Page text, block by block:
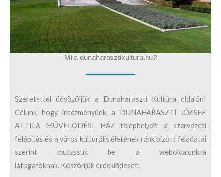
Mi a dunaharasztikultura.hu?
Szeretettel üdvözöljük a Dunaharaszti Kultúra oldalán!
Célunk, hogy intézményünk, a DUNAHARASZTI JÓZSEF
ATTILA MŰVELŐDÉSI HÁZ telephelyeit a szervezeti
felépítés és a város kulturális életének ránk bízott feladatai
szerint mutassuk be a weboldalunkra
látogatóknak. Köszönjük érdeklődését!